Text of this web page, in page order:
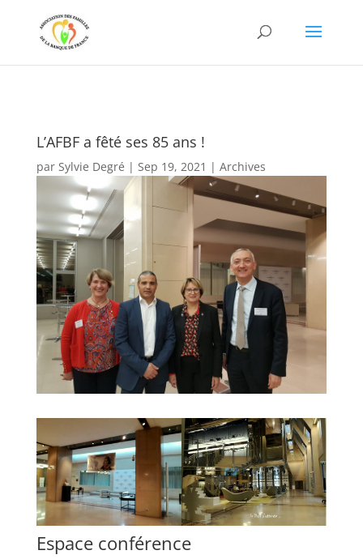
L’AFBF a fêté ses 85 ans !
par Sylvie Degré | Sep 19, 2021 | Archives
Espace conférence